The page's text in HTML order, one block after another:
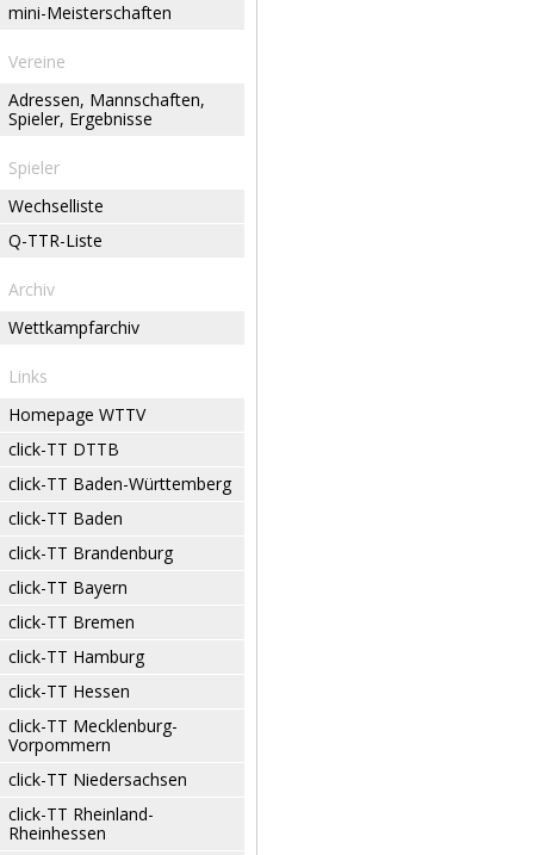
mini-Meisterschaften
Vereine
Adressen, Mannschaften,
Spieler, Ergebnisse
Spieler
Wechselliste
Q-TTR-Liste
Archiv
Wettkampfarchiv
Links
Homepage WTTV
click-TT DTTB
click-TT Baden-Württemberg
click-TT Baden
click-TT Brandenburg
click-TT Bayern
click-TT Bremen
click-TT Hamburg
click-TT Hessen
click-TT Mecklenburg-
Vorpommern
click-TT Niedersachsen
click-TT Rheinland-
Rheinhessen